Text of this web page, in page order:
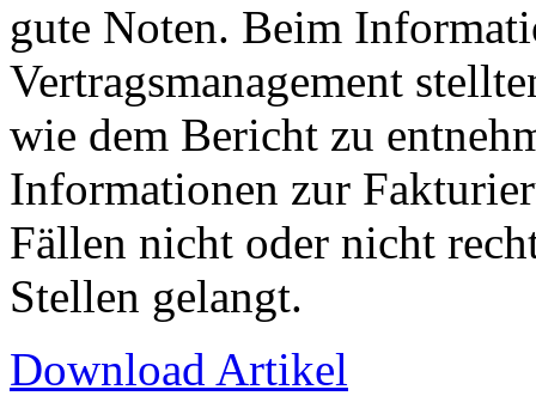
gute Noten. Beim
Vertragsmanagement
wie dem Bericht zu
Informationen zur
Fällen nicht oder nicht
Stellen gelangt.
Download Artikel